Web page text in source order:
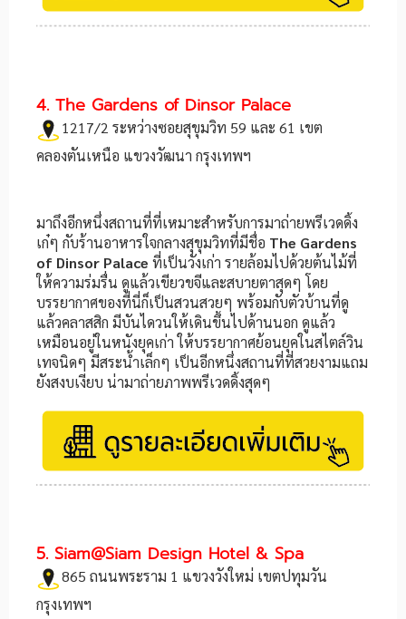
4. The Gardens of Dinsor Palace
1217/2 ระหว่างซอยสุขุมวิท 59 และ 61 เขต
คลองตันเหนือ แขวงวัฒนา กรุงเทพฯ
มาถึงอีกหนึ่งสถานที่ที่เหมาะสำหรับการมาถ่ายพรีเวดดิ้ง
เก๋ๆ กับร้านอาหารใจกลางสุขุมวิทที่มีชื่อ The Gardens
of Dinsor Palace ที่เป็นวังเก่า รายล้อมไปด้วยต้นไม้ที่
ให้ความร่มรื่น ดูแล้วเขียวขจีและสบายตาสุดๆ โดย
บรรยากาศของที่นี่ก็เป็นสวนสวยๆ พร้อมกับตัวบ้านที่ดู
แล้วคลาสสิก มีบันไดวนให้เดินขึ้นไปด้านนอก ดูแล้ว
เหมือนอยู่ในหนังยุคเก่า ให้บรรยากาศย้อนยุคในสไตล์วิน
เทจนิดๆ มีสระน้ำเล็กๆ เป็นอีกหนึ่งสถานที่ที่สวยงามแถม
ยังสงบเงียบ น่ามาถ่ายภาพพรีเวดดิ้งสุดๆ
5. Siam@Siam Design Hotel & Spa
865 ถนนพระราม 1 แขวงวังใหม่ เขตปทุมวัน
กรุงเทพฯ